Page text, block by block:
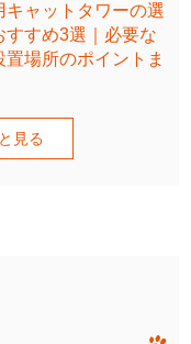
キャットタワーの選
すすめ3選｜必要な
置場所のポイントま
見る